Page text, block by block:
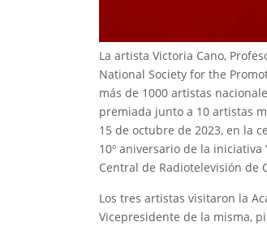
La artista Victoria Cano,
National Society for the
más de 1000 artistas
premiada junto a 10 artistas
15 de octubre de 2023, en la
10º aniversario de la iniciativa
Central de Radiotelevisión de
Los tres artistas visitaron la
Vicepresidente de la misma,